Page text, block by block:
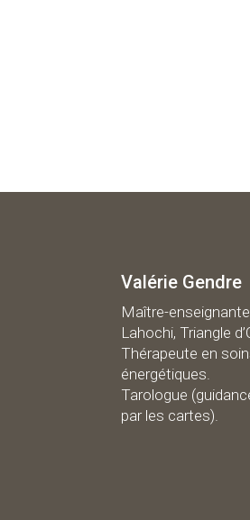
Valérie Gendre
Maître-enseignante
Lahochi, Triangle
Thérapeute en
énergétiques.
Tarologue
par les cartes).